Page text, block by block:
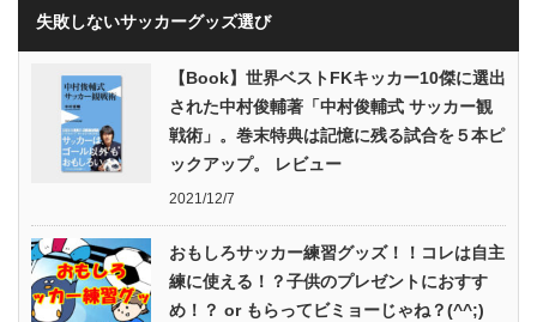
失敗しないサッカーグッズ選び
【Book】世界ベストFKキッカー10傑に選出
された中村俊輔著「中村俊輔式 サッカー観
戦術」。巻末特典は記憶に残る試合を５本ピ
ックアップ。 レビュー
2021/12/7
おもしろサッカー練習グッズ！！コレは自主
練に使える！？子供のプレゼントにおすす
め！？ or もらってビミョーじゃね？(^^;)